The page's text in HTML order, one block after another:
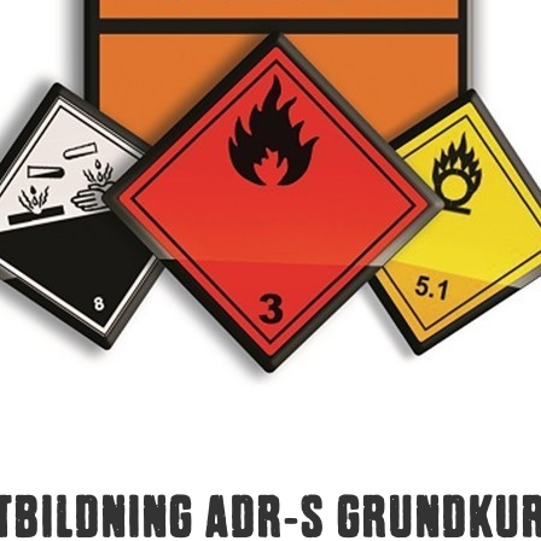
ADR-S